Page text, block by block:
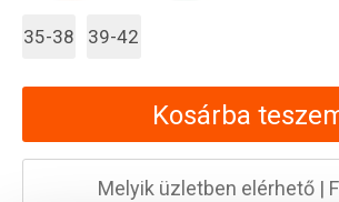
35-38 39-42
Kosárba
Melyik üzletben elérhető|